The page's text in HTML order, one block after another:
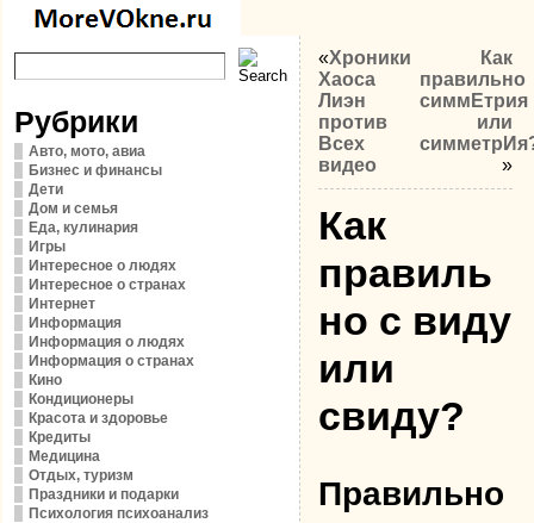
Рубрики
Авто, мото, авиа
Бизнес и финансы
Дети
Дом и семья
Еда, кулинария
Игры
Интересное о людях
Интересное о странах
Интернет
Информация
Информация о людях
Информация о странах
Кино
Кондиционеры
Красота и здоровье
Кредиты
Медицина
Отдых, туризм
Праздники и подарки
Психология психоанализ
«Хроники
Хаоса
Лиэн
против
Всех
видео
Как
правильно
симмЕтрия
или
»
Как
правиль
но c виду
или
свиду?
Правильно